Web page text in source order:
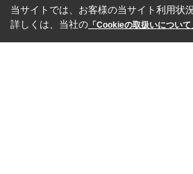
当サイトでは、お客様の当サイト利用状
詳しくは、当社の 「Cookieの取扱いについて